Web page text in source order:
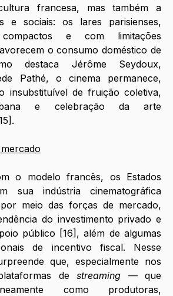
francesa, mas também a
e sociais: os lares parisienses,
e com limitações
o consumo doméstico de
destaca Jérôme Seydoux,
Pathé, o cinema permanece,
insubstituível de fruição coletiva,
e celebração da arte
o modelo francês, os Estados
sua indústria cinematográfica
por meio das forças de mercado,
do investimento privado e
público [16], além de algumas
de incentivo fiscal. Nesse
que, especialmente nos
de streaming — que
como produtoras,